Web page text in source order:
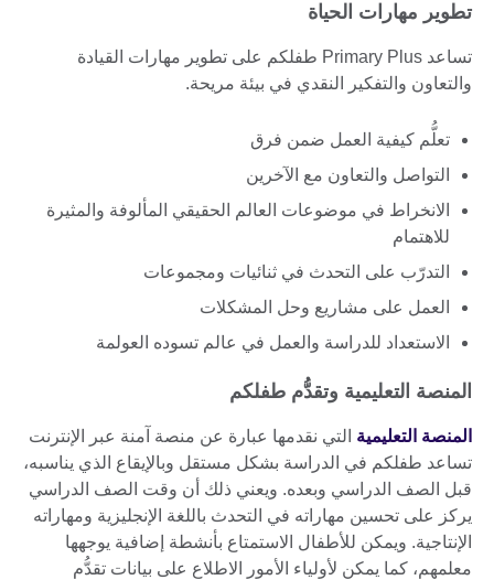
تطوير مهارات الحياة
تساعد Primary Plus طفلكم على تطوير مهارات القيادة
والتعاون والتفكير النقدي في بيئة مريحة.
تعلُّم كيفية العمل ضمن فرق
التواصل والتعاون مع الآخرين
الانخراط في موضوعات العالم الحقيقي المألوفة والمثيرة
للاهتمام
التدرّب على التحدث في ثنائيات ومجموعات
العمل على مشاريع وحل المشكلات
الاستعداد للدراسة والعمل في عالم تسوده العولمة
المنصة التعليمية وتقدُّم طفلكم
المنصة التعليمية التي نقدمها عبارة عن منصة آمنة عبر الإنترنت
تساعد طفلكم في الدراسة بشكل مستقل وبالإيقاع الذي يناسبه،
قبل الصف الدراسي وبعده. ويعني ذلك أن وقت الصف الدراسي
يركز على تحسين مهاراته في التحدث باللغة الإنجليزية ومهاراته
الإنتاجية. ويمكن للأطفال الاستمتاع بأنشطة إضافية يوجهها
معلمهم، كما يمكن لأولياء الأمور الاطلاع على بيانات تقدُّم